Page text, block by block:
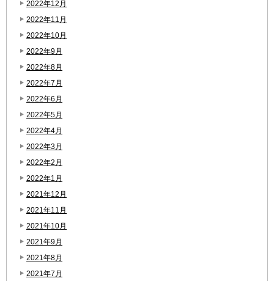
2022年12月
2022年11月
2022年10月
2022年9月
2022年8月
2022年7月
2022年6月
2022年5月
2022年4月
2022年3月
2022年2月
2022年1月
2021年12月
2021年11月
2021年10月
2021年9月
2021年8月
2021年7月